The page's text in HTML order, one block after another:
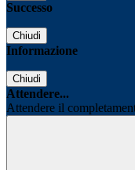
Successo
Chiudi
Informazione
Chiudi
Attendere...
Attendere il